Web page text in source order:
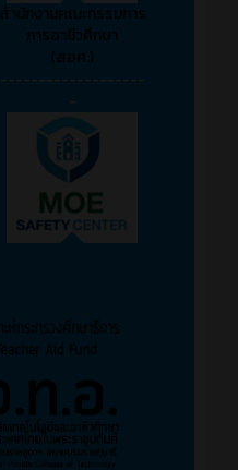
สำนักงานคณะกรรมการ
การอาชีวศึกษา
(สอศ.)
-------------------
-